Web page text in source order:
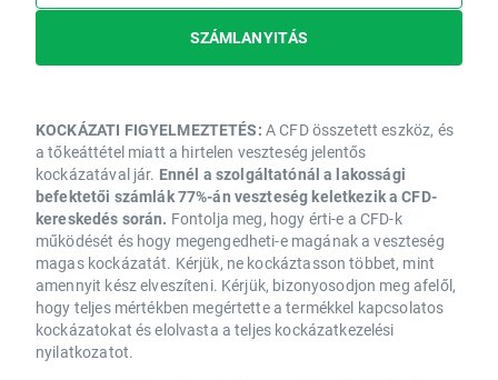
SZÁMLANYITÁS
KOCKÁZATI FIGYELMEZTETÉS: A CFD összetett eszköz, és
a tőkeáttétel miatt a hirtelen veszteség jelentős
kockázatával jár. Ennél a szolgáltatónál a lakossági
befektetői számlák 77%-án veszteség keletkezik a CFD-
kereskedés során. Fontolja meg, hogy érti-e a CFD-k
működését és hogy megengedheti-e magának a veszteség
magas kockázatát. Kérjük, ne kockáztasson többet, mint
amennyit kész elveszíteni. Kérjük, bizonyosodjon meg afelől,
hogy teljes mértékben megértette a termékkel kapcsolatos
kockázatokat és elolvasta a teljes kockázatkezelési
nyilatkozatot.